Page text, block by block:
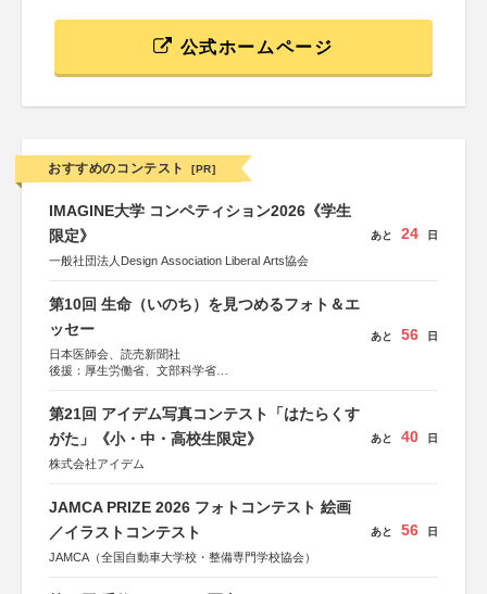
公式ホームページ
おすすめのコンテスト [PR]
IMAGINE大学 コンペティション2026《学生
限定》
一般社団法人Design Association Liberal Arts協会
あと 24 日
第10回 生命（いのち）を見つめるフォト＆エ
ッセー
日本医師会、読売新聞社
後援：厚生労働省、文部科学省
あと 56 日
第21回 アイデム写真コンテスト「はたらくす
がた」《小・中・高校生限定》
株式会社アイデム
あと 40 日
JAMCA PRIZE 2026 フォトコンテスト 絵画
／イラストコンテスト
JAMCA（全国自動車大学校・整備専門学校協会）
あと 56 日